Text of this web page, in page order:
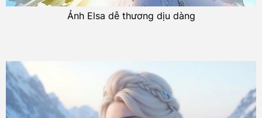
Ảnh Elsa dễ thương dịu dàng